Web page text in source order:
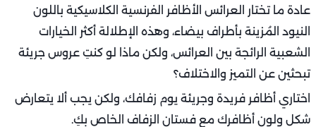
عادة ما تختار العرائس الأظافر الفرنسية الكلاسيكية باللون
النيود المُزينة بأطراف بيضاء، وهذه الإطلالة أكثر الخيارات
الشعبية الرائجة بين العرائس، ولكن ماذا لو كنتِ عروس جريئة
تبحثين عن التميز والاختلاف؟
اختاري أظافر فريدة وجريئة يوم زفافك، ولكن يجب ألا يتعارض
شكل ولون أظافرك مع فستان الزفاف الخاص بكِ.